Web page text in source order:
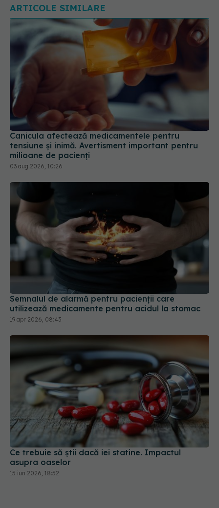
ARTICOLE SIMILARE
Canicula afectează medicamentele pentru
tensiune și inimă. Avertisment important pentru
milioane de pacienți
03 aug 2026, 10:26
Semnalul de alarmă pentru pacienții care
utilizează medicamente pentru acidul la stomac
19 apr 2026, 08:43
Ce trebuie să știi dacă iei statine. Impactul
asupra oaselor
15 iun 2026, 18:52